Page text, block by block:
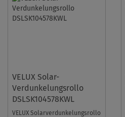
VELUX Solar-
Verdunkelungsrollo
DSLSK104578KWL
VELUX Solarverdunkelungsrollo